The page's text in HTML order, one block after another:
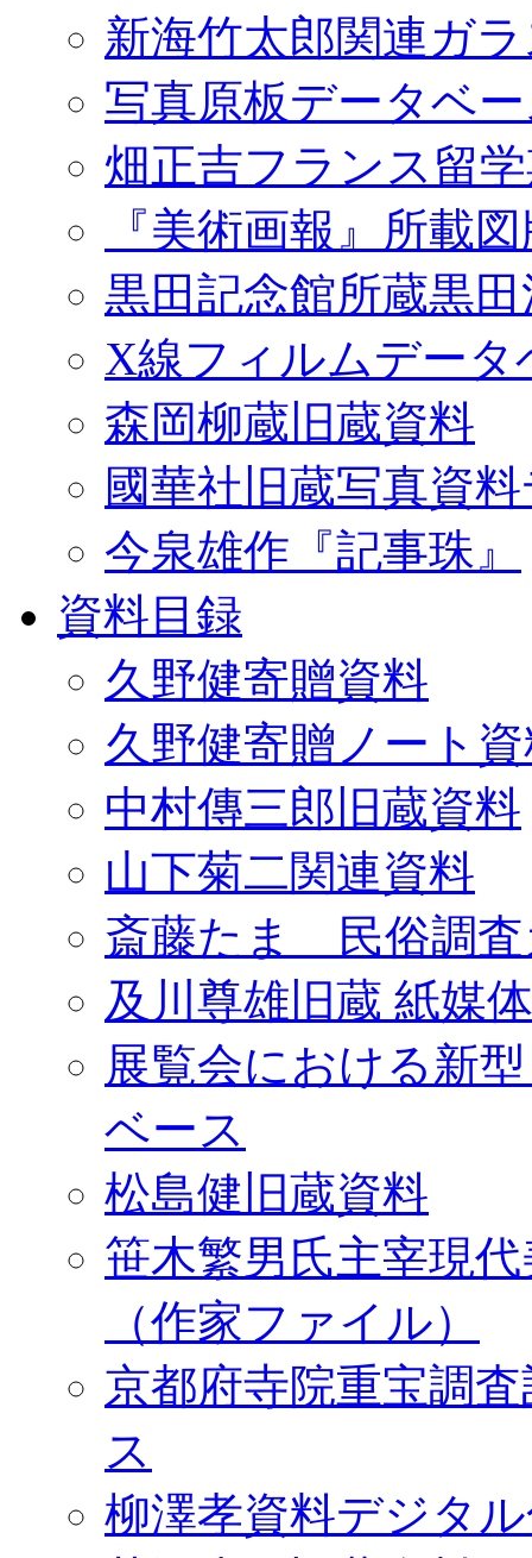
新海竹太郎関連ガ
写真原板データベ
畑正吉フランス留
『美術画報』所載
黒田記念館所蔵黒
X線フィルムデータ
森岡柳蔵旧蔵資料
國華社旧蔵写真資
今泉雄作『記事珠』
資料目録
久野健寄贈資料
久野健寄贈ノート
中村傳三郎旧蔵資料
山下菊二関連資料
斎藤たま 民俗調査
及川尊雄旧蔵 紙媒
展覧会における新
ベース
松島健旧蔵資料
笹木繁男氏主宰現
（作家ファイル）
京都府寺院重宝調
ス
柳澤孝資料デジタ